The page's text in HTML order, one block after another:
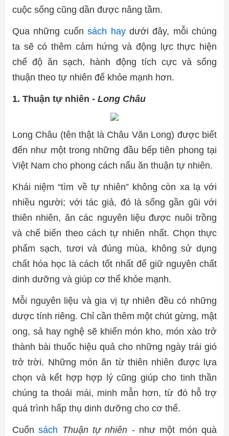
cuộc sống cũng dần được nâng tầm.
Qua những cuốnsách haydưới đây, mỗi chúng
ta sẽ có thêm cảm hứng và động lực thực hiện
chế độ ăn sạch, hành động tích cực và sống
thuận theo tự nhiên để khỏe mạnh hơn.
1. Thuận tự nhiên - Long Châu
Long Châu (tên thật là Châu Văn Long) được biết
đến như một trong những đầu bếp tiên phong tại
Việt Nam cho phong cách nấu ăn thuận tự nhiên.
Khái niệm “tìm về tự nhiên” không còn xa lạ với
nhiều người; với tác giả, đó là sống gần gũi với
thiên nhiên, ăn các nguyên liệu được nuôi trồng
và chế biến theo cách tự nhiên nhất. Chọn thực
phẩm sạch, tươi và đúng mùa, không sử dụng
chất hóa học là cách tốt nhất để giữ nguyên chất
dinh dưỡng và giúp cơ thể khỏe mạnh.
Mỗi nguyên liệu và gia vị tự nhiên đều có những
dược tính riêng. Chỉ cần thêm một chút gừng, mật
ong, sả hay nghệ sẽ khiến món kho, món xào trở
thành bài thuốc hiệu quả cho những ngày trái gió
trở trời. Những món ăn từ thiên nhiên được lựa
chọn và kết hợp hợp lý cũng giúp cho tinh thần
chúng ta thoải mái, minh mẫn hơn, từ đó hỗ trợ
quá trình hấp thụ dinh dưỡng cho cơ thể.
Cuốnsách Thuận tự nhiên - như một món quà